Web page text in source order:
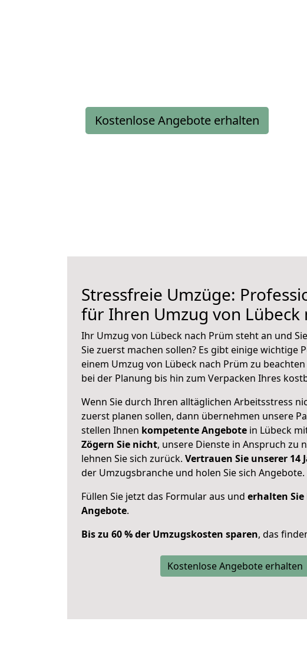
Kostenlose Angebote erhalten
Stressfreie Umzüge:
für Ihren Umzug von Lübeck
Ihr Umzug von Lübeck nach Prüm steht an und
Sie zuerst machen sollen? Es gibt einige wichtige
einem Umzug von Lübeck nach Prüm zu
bei der Planung bis hin zum Verpacken Ihres
Wenn Sie durch Ihren alltäglichen Arbeitsstress
zuerst planen sollen, dann übernehmen unsere
stellen Ihnen kompetente Angebote in Lübeck
Zögern Sie nicht, unsere Dienste in Anspruch zu
lehnen Sie sich zurück. Vertrauen Sie unserer 14
der Umzugsbranche und holen Sie sich Angebote.
Füllen Sie jetzt das Formular aus und erhalten
Angebote.
Bis zu 60 % der Umzugskosten sparen, das
Kostenlose Angebote erhalten